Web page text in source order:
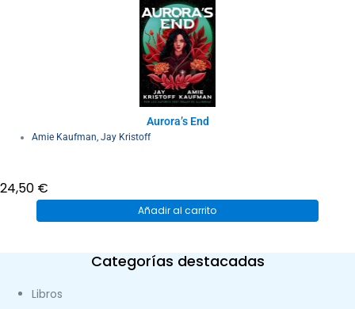
Aurora’s End
Amie Kaufman, Jay Kristoff
24,50 €
Añadir al carrito
Categorías destacadas
Libros